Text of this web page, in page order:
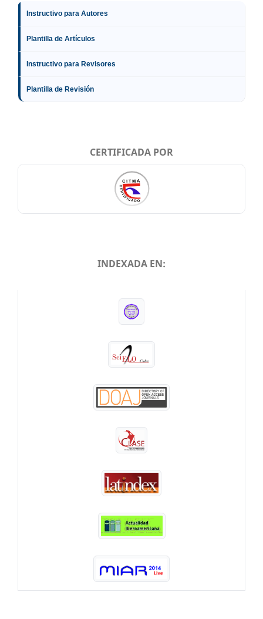
Instructivo para Autores
Plantilla de Artículos
Instructivo para Revisores
Plantilla de Revisión
CERTIFICADA POR
INDEXADA EN: